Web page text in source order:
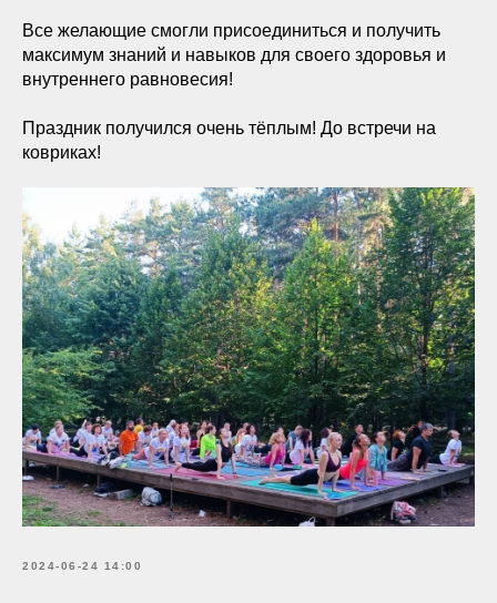
Все желающие смогли присоединиться и получить
максимум знаний и навыков для своего здоровья и
внутреннего равновесия!
Праздник получился очень тёплым! До встречи на
ковриках!
2024-06-24 14:00